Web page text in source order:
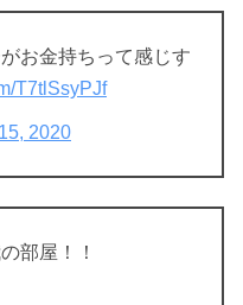
お金持ちって感じす
T7tlSsyPJf
2020
部屋！！